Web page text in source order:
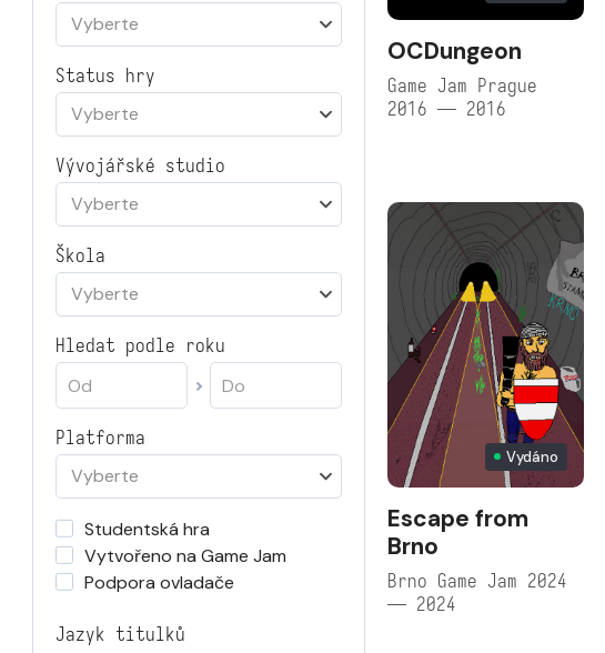
Vyberte
Status hry
Vyberte
Vývojářské studio
Vyberte
Škola
Vyberte
Hledat podle roku
Platforma
Vyberte
Studentská hra
Vytvořeno na Game Jam
Podpora ovladače
Jazyk titulků
OCDungeon
Game Jam Prague
2016 — 2016
Vydáno
Escape from
Brno
Brno Game Jam 2024
— 2024